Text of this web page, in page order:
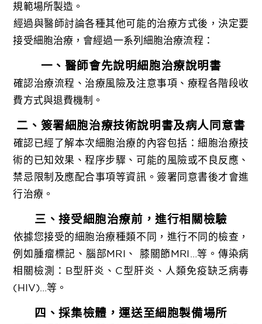
規範場所製造。
經過與醫師討論各種其他可能的治療方式後，決定要
接受細胞治療，會經過一系列細胞治療流程：
一、醫師會先說明細胞治療說明書
確認治療流程、治療風險及注意事項、療程各階段收
費方式與退費機制。
二、簽署細胞治療技術說明書及病人同意書
確認已經了解本次細胞治療的內容包括：細胞治療技
術的已知效果、程序步驟、可能的風險或不良反應、
禁忌限制及應配合事項等資訊。簽署同意書後才會進
行治療。
三、接受細胞治療前，進行相關檢驗
依據您接受的細胞治療種類不同，進行不同的檢查，
例如腫瘤標記、腦部MRI、 膝關節MRI…等。傳染病
相關檢測：B型肝炎、C型肝炎、人類免疫缺乏病毒
(HIV)…等。
四、採集檢體，運送至細胞製備場所